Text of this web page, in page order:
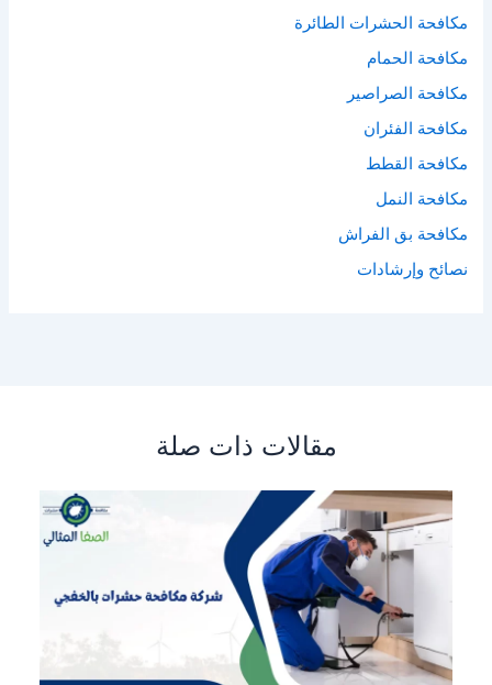
مكافحة الحشرات الطائرة
مكافحة الحمام
مكافحة الصراصير
مكافحة الفئران
مكافحة القطط
مكافحة النمل
مكافحة بق الفراش
نصائح وإرشادات
مقالات ذات صلة